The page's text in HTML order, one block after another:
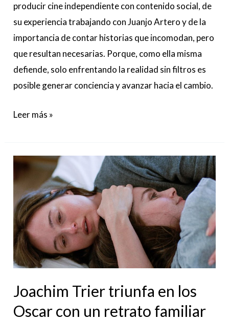
producir cine independiente con contenido social, de
su experiencia trabajando con Juanjo Artero y de la
importancia de contar historias que incomodan, pero
que resultan necesarias. Porque, como ella misma
defiende, solo enfrentando la realidad sin filtros es
posible generar conciencia y avanzar hacia el cambio.
Leer más »
Joachim Trier triunfa en los
Oscar con un retrato familiar
Joachim
Trier
triunfa
en
los
Oscar
con
retrato
familiar